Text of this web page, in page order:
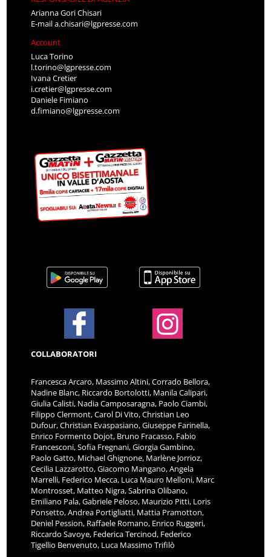
Arianna Gori Chisari
E-maila.chisari@lgpresse.com
Account
Luca Torino
l.torino@lgpresse.com
Ivana Cretier
i.cretier@lgpresse.com
Daniele Fimiano
d.fimiano@lgpresse.com
COLLABORATORI
Francesca Arcaro, Massimo Altini, Corrado Bellora,
Nadine Blanc, Riccardo Bortolotti, Manila Calipari,
Giulia Calisti, Nadia Camposaragna, Paolo Ciambi,
Filippo Clermont, Carol Di Vito, Christian Leo
Dufour, Christian Evaspasiano, Giuseppe Farinella,
Enrico Formento Dojot, Bruno Fracasso, Fabio
Francesconi, Sofia Fregnani, Giorgia Gambino,
Paolo Gatto, Michael Ghignone, Marlène Jorrioz,
Cecilia Lazzarotto, Giacomo Mangano, Angela
Marrelli, Federico Mecca, Luca Mauro Melloni, Marc
Montrosset, Matteo Nigra, Sabrina Olibano,
Emiliano Pala, Gabriele Peloso, Maurizio Pitti, Loris
Ponsetto, Andrea Portigliatti, Mattia Pramotton,
Deniel Pession, Raffaele Romano, Enrico Ruggeri,
Riccardo Savoye, Federica Tercinod, Federico
Tigellio Benvenuto, Luca Massimo Trifilò